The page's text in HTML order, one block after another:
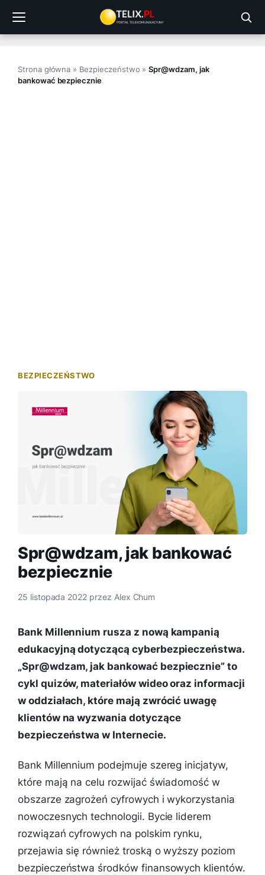
treści
Strona główna » Bezpieczeństwo »Spr@wdzam, jak
bankować bezpiecznie
BEZPIECZEŃSTWO
Spr@wdzam, jak bankować
bezpiecznie
25 listopada 2022 przez Alex Chum
Bank Millennium rusza z nową kampanią
edukacyjną dotyczącą cyberbezpieczeństwa.
„Spr@wdzam, jak bankować bezpiecznie” to
cykl quizów, materiałów wideo oraz informacji
w oddziałach, które mają zwrócić uwagę
klientów na wyzwania dotyczące
bezpieczeństwa w Internecie.
Bank Millennium podejmuje szereg inicjatyw,
które mają na celu rozwijać świadomość w
obszarze zagrożeń cyfrowych i wykorzystania
nowoczesnych technologii. Bycie liderem
rozwiązań cyfrowych na polskim rynku,
przejawia się również troską o wyższy poziom
bezpieczeństwa środków finansowych klientów.